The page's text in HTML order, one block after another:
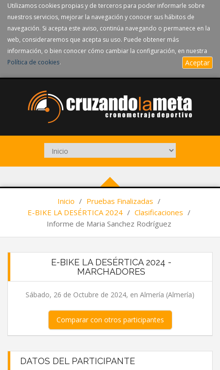
Utilizamos cookies propias y de terceros para poder informarle sobre
nuestros servicios, mejorar la navegación y conocer sus hábitos de
navegación. Si acepta este aviso, continúa navegando o permanece en la
web, consideraremos que acepta su uso. Puede obtener más
información, o bien conocer cómo cambiar la configuración, en nuestra
Política de cookies. Aceptar
Inicio / Pruebas Finalizadas /
E-BIKE LA DESÉRTICA 2024 / Clasificaciones /
Informe de Maria Sanchez Rodríguez
E-BIKE LA DESÉRTICA 2024 -
MARCHADORES
Sábado, 26 de Octubre de 2024, en Almería (Almería)
Comparar con otros participantes
DATOS DEL PARTICIPANTE